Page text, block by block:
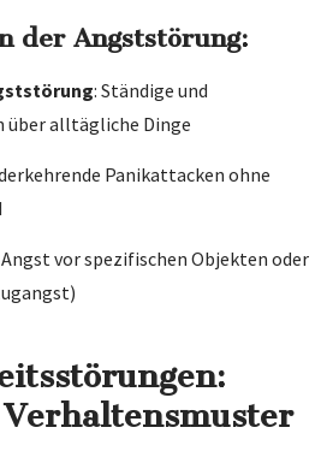
der Angststörung:
: Ständige und
über alltägliche Dinge
Panikattacken ohne
vor spezifischen Objekten oder